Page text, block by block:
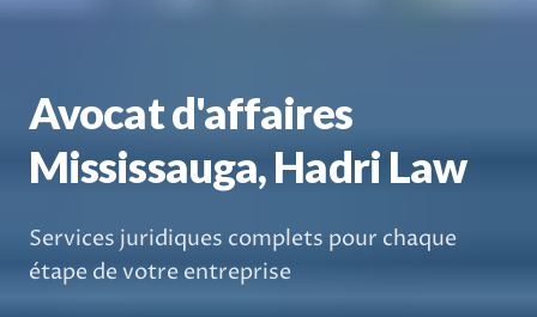
Avocat d'affaires
Mississauga, Hadri Law
Services juridiques complets pour chaque
étape de votre entreprise